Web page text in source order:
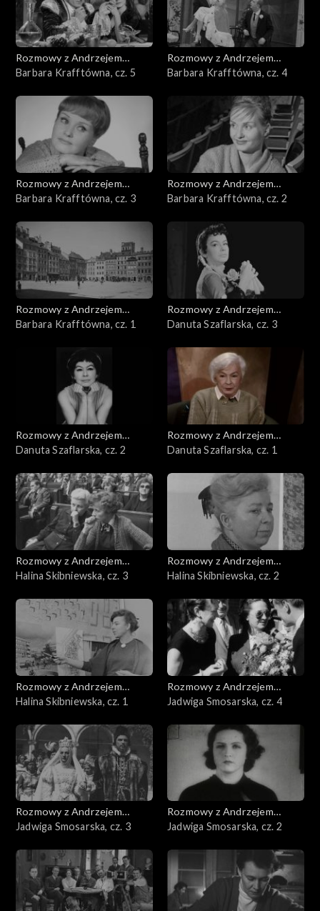
Rozmowy z Andrzejem
Doboszem
Barbara Krafftówna, cz. 5
Rozmowy z Andrzejem
Doboszem
Barbara Krafftówna, cz. 4
Rozmowy z Andrzejem
Doboszem
Barbara Krafftówna, cz. 3
Rozmowy z Andrzejem
Doboszem
Barbara Krafftówna, cz. 2
Rozmowy z Andrzejem
Doboszem
Barbara Krafftówna, cz. 1
Rozmowy z Andrzejem
Doboszem
Danuta Szaflarska, cz. 3
Rozmowy z Andrzejem
Doboszem
Danuta Szaflarska, cz. 2
Rozmowy z Andrzejem
Doboszem
Danuta Szaflarska, cz. 1
Rozmowy z Andrzejem
Doboszem
Halina Skibniewska, cz. 3
Rozmowy z Andrzejem
Doboszem
Halina Skibniewska, cz. 2
Rozmowy z Andrzejem
Doboszem
Halina Skibniewska, cz. 1
Rozmowy z Andrzejem
Doboszem
Jadwiga Smosarska, cz. 4
Rozmowy z Andrzejem
Doboszem
Jadwiga Smosarska, cz. 3
Rozmowy z Andrzejem
Doboszem
Jadwiga Smosarska, cz. 2